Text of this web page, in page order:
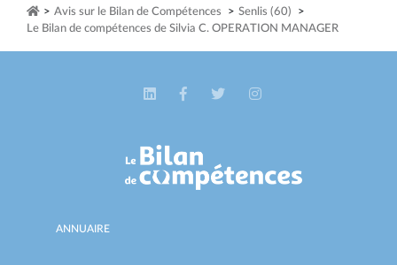
> Avis sur le Bilan de Compétences > Senlis (60)
>
Le Bilan de compétences de Silvia C. OPERATION MANAGER
ANNUAIRE